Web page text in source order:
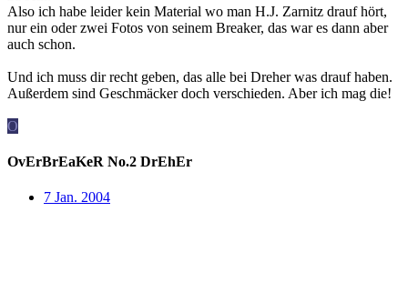
Also ich habe leider kein Material wo man H.J. Zarnitz drauf hört,
nur ein oder zwei Fotos von seinem Breaker, das war es dann aber
auch schon.
Und ich muss dir recht geben, das alle bei Dreher was drauf haben.
Außerdem sind Geschmäcker doch verschieden. Aber ich mag die!
O
OvErBrEaKeR No.2 DrEhEr
7 Jan. 2004